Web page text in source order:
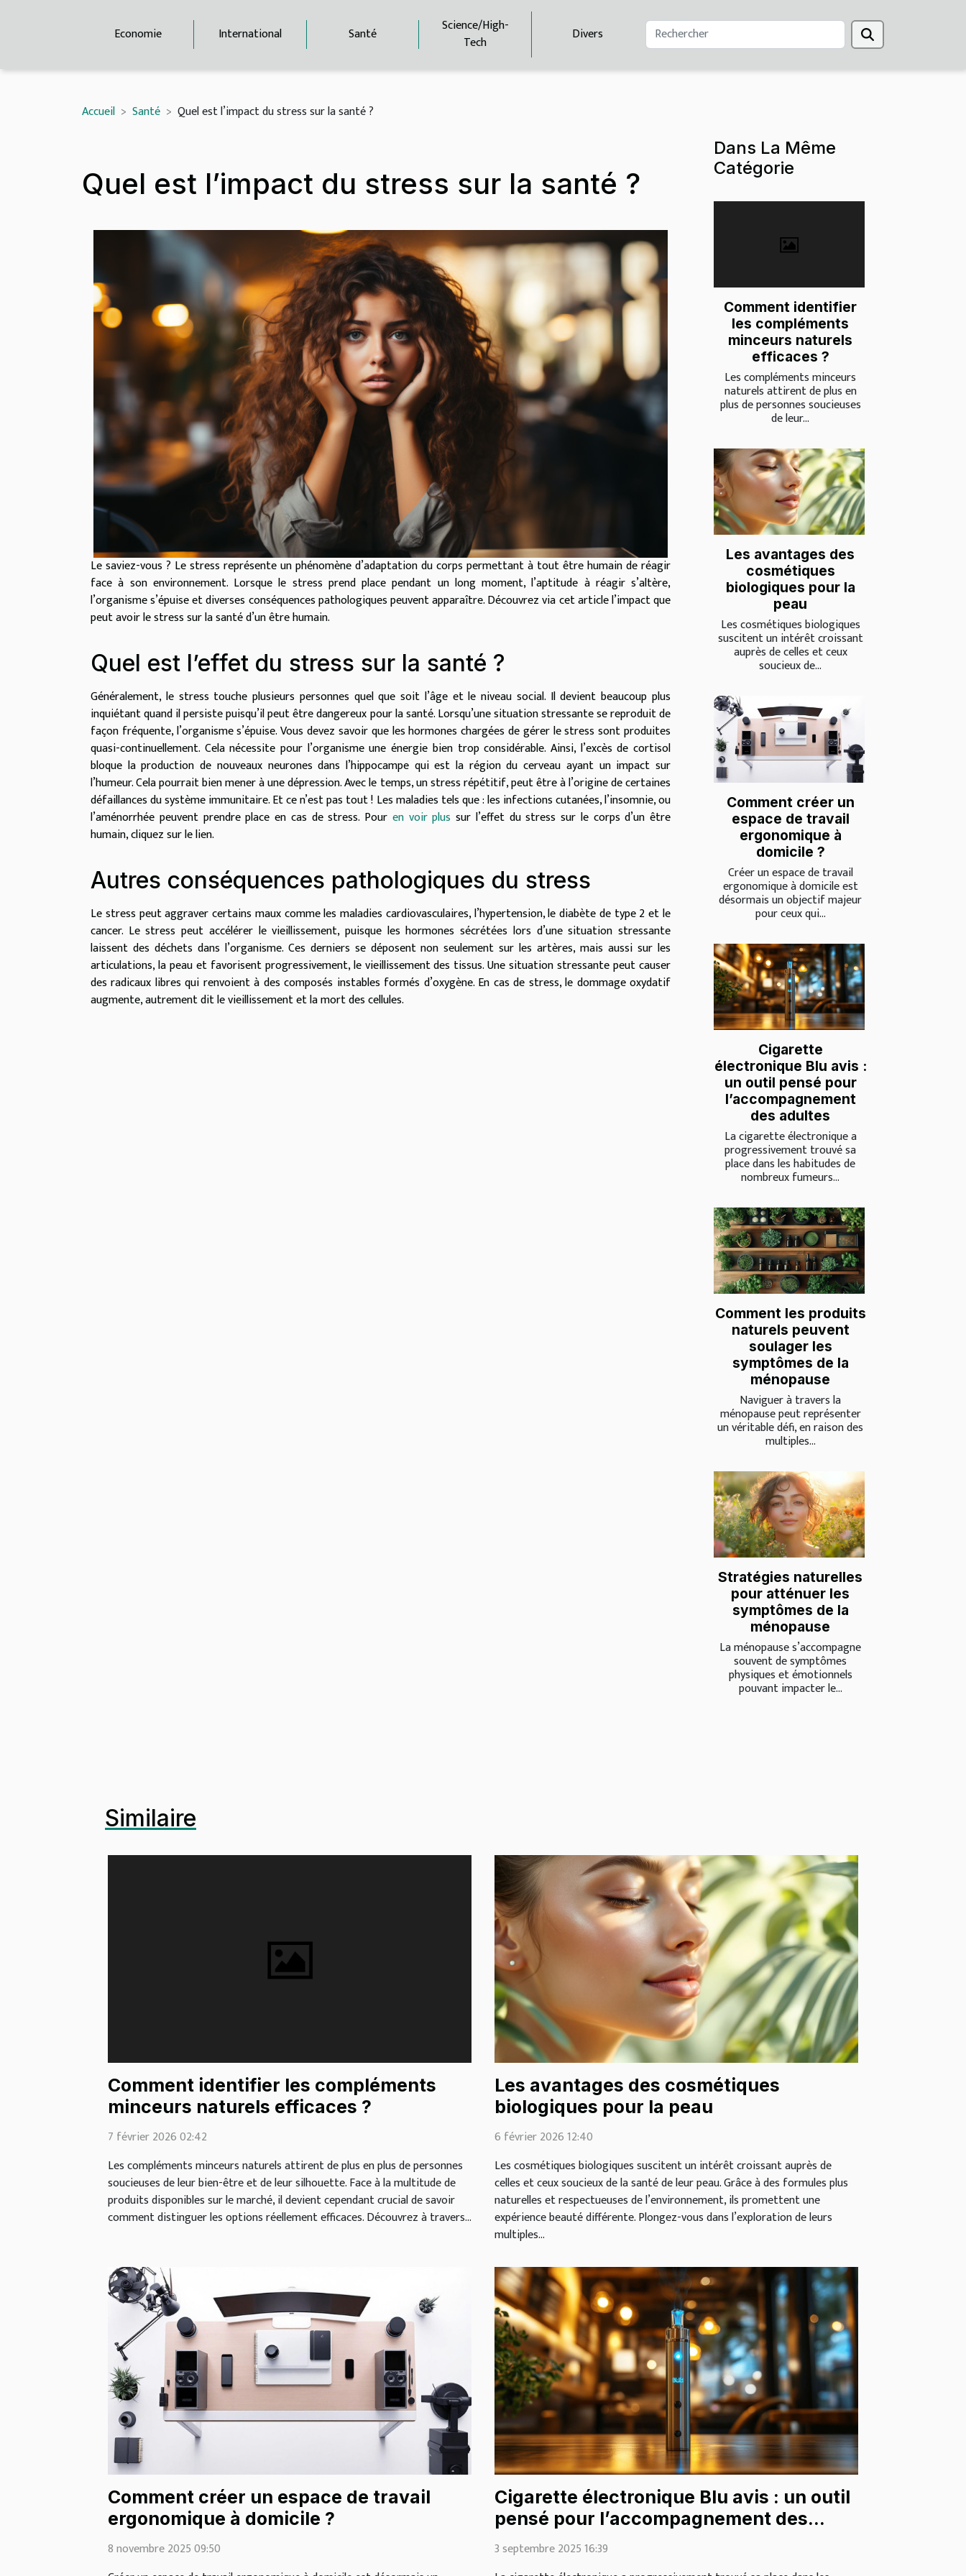
Economie International Santé
Science/High-
Tech
Divers
Accueil Santé Quel est l’impact du stress sur la santé ?
Quel est l’impact du stress sur la santé ?
Le saviez-vous ? Le stress représente un phénomène d’adaptation du corps permettant à tout être humain de réagir
face à son environnement. Lorsque le stress prend place pendant un long moment, l’aptitude à réagir s’altère,
l’organisme s’épuise et diverses conséquences pathologiques peuvent apparaître. Découvrez via cet article l’impact que
peut avoir le stress sur la santé d’un être humain.
Quel est l’effet du stress sur la santé ?
Généralement, le stress touche plusieurs personnes quel que soit l’âge et le niveau social. Il devient beaucoup plus
inquiétant quand il persiste puisqu’il peut être dangereux pour la santé. Lorsqu’une situation stressante se reproduit de
façon fréquente, l’organisme s’épuise. Vous devez savoir que les hormones chargées de gérer le stress sont produites
quasi-continuellement. Cela nécessite pour l’organisme une énergie bien trop considérable. Ainsi, l’excès de cortisol
bloque la production de nouveaux neurones dans l’hippocampe qui est la région du cerveau ayant un impact sur
l’humeur. Cela pourrait bien mener à une dépression. Avec le temps, un stress répétitif, peut être à l’origine de certaines
défaillances du système immunitaire. Et ce n’est pas tout ! Les maladies tels que : les infections cutanées, l’insomnie, ou
l’aménorrhée peuvent prendre place en cas de stress. Pour en voir plus sur l’effet du stress sur le corps d’un être
humain, cliquez sur le lien.
Autres conséquences pathologiques du stress
Le stress peut aggraver certains maux comme les maladies cardiovasculaires, l’hypertension, le diabète de type 2 et le
cancer. Le stress peut accélérer le vieillissement, puisque les hormones sécrétées lors d’une situation stressante
laissent des déchets dans l’organisme. Ces derniers se déposent non seulement sur les artères, mais aussi sur les
articulations, la peau et favorisent progressivement, le vieillissement des tissus. Une situation stressante peut causer
des radicaux libres qui renvoient à des composés instables formés d’oxygène. En cas de stress, le dommage oxydatif
augmente, autrement dit le vieillissement et la mort des cellules.
Dans La Même
Catégorie
Comment identifier
les compléments
minceurs naturels
efficaces ?
Les compléments minceurs
naturels attirent de plus en
plus de personnes soucieuses
de leur...
Les avantages des
cosmétiques
biologiques pour la
peau
Les cosmétiques biologiques
suscitent un intérêt croissant
auprès de celles et ceux
soucieux de...
Comment créer un
espace de travail
ergonomique à
domicile ?
Créer un espace de travail
ergonomique à domicile est
désormais un objectif majeur
pour ceux qui...
Cigarette
électronique Blu avis :
un outil pensé pour
l’accompagnement
des adultes
La cigarette électronique a
progressivement trouvé sa
place dans les habitudes de
nombreux fumeurs...
Comment les produits
naturels peuvent
soulager les
symptômes de la
ménopause
Naviguer à travers la
ménopause peut représenter
un véritable défi, en raison des
multiples...
Stratégies naturelles
pour atténuer les
symptômes de la
ménopause
La ménopause s’accompagne
souvent de symptômes
physiques et émotionnels
pouvant impacter le...
Similaire
Comment identifier les compléments
minceurs naturels efficaces ?
7 février 2026 02:42
Les compléments minceurs naturels attirent de plus en plus de personnes
soucieuses de leur bien-être et de leur silhouette. Face à la multitude de
produits disponibles sur le marché, il devient cependant crucial de savoir
comment distinguer les options réellement efficaces. Découvrez à travers...
Les avantages des cosmétiques
biologiques pour la peau
6 février 2026 12:40
Les cosmétiques biologiques suscitent un intérêt croissant auprès de
celles et ceux soucieux de la santé de leur peau. Grâce à des formules plus
naturelles et respectueuses de l’environnement, ils promettent une
expérience beauté différente. Plongez-vous dans l’exploration de leurs
multiples...
Comment créer un espace de travail
ergonomique à domicile ?
8 novembre 2025 09:50
Cigarette électronique Blu avis : un outil
pensé pour l’accompagnement des
adultes
3 septembre 2025 16:39